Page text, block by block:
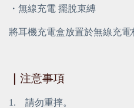
・無線充電 擺脫束縛
將耳機充電盒放置於無線充電
注意事項
1. 請勿重摔。